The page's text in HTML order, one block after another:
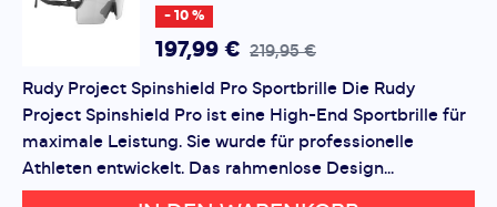
Bewertung hinzufügen
Dieses Formular ist durch reCAPTCHA geschützt – es gelten
dieDatenschutzbestimmungenundNutzungsbedingungen
von Google.
- 10 %
197,99 € 219,95 €
Rudy Project Spinshield Pro Sportbrille Die Rudy
Project Spinshield Pro ist eine High-End Sportbrille für
maximale Leistung. Sie wurde für professionelle
Athleten entwickelt. Das rahmenlose Design...